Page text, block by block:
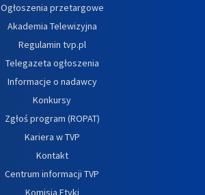
Ogłoszenia przetargowe
Akademia Telewizyjna
Regulamin tvp.pl
Telegazeta ogłoszenia
Informacje o nadawcy
Konkursy
Zgłoś program (ROPAT)
Kariera w TVP
Kontakt
Centrum informacji TVP
Komisja Etyki